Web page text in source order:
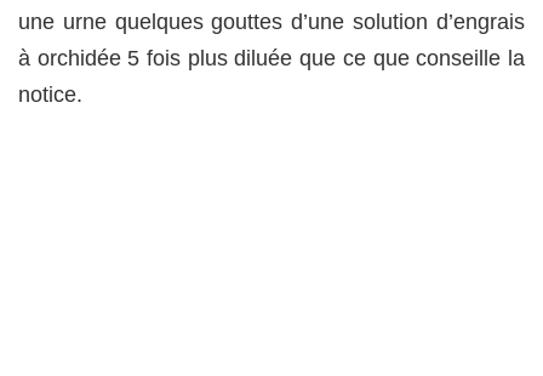
une urne quelques gouttes d’une solution d’engrais
à orchidée 5 fois plus diluée que ce que conseille la
notice.